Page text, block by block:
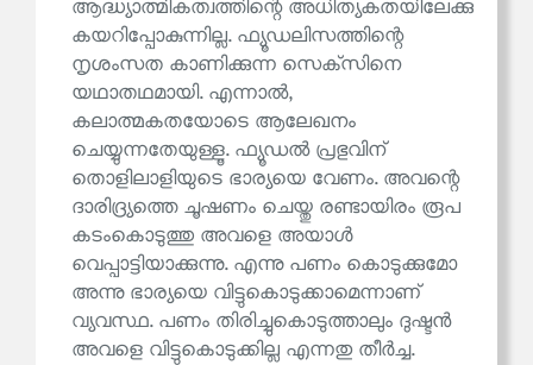
ആദ്ധ്യാത്മികത്വത്തിന്റെ അധിത്യകതയിലേക്കു
കയറിപ്പോകുന്നില്ല. ഫ്യൂഡലിസത്തിന്റെ
നൃശംസത കാണിക്കുന്ന സെക്‌സിനെ
യഥാതഥമായി. എന്നാൽ,
കലാത്മകതയോടെ ആലേഖനം
ചെയ്യുന്നതേയുള്ളൂ. ഫ്യൂഡൽ പ്രഭുവിന്
തൊളിലാളിയുടെ ഭാര്യയെ വേണം. അവന്റെ
ദാരിദ്ര്യത്തെ ചൂഷണം ചെയ്തു രണ്ടായിരം രൂപ
കടംകൊടുത്തു അവളെ അയാൾ
വെപ്പാട്ടിയാക്കുന്നു. എന്നു പണം കൊടുക്കുമോ
അന്നു ഭാര്യയെ വിട്ടുകൊടുക്കാമെന്നാണ്
വ്യവസ്ഥ. പണം തിരിച്ചുകൊടുത്താലും ദുഷ്ടൻ
അവളെ വിട്ടുകൊടുക്കില്ല എന്നതു തീർച്ച.